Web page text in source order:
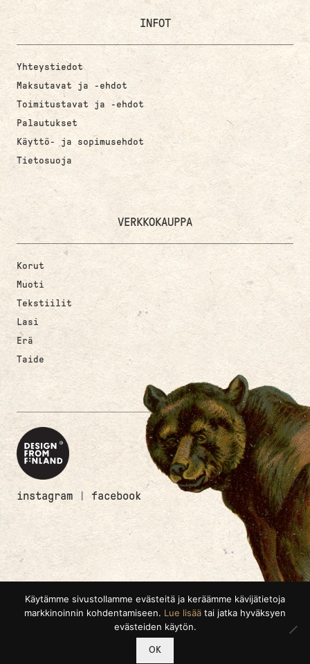
INFOT
Yhteystiedot
Maksutavat ja -ehdot
Toimitustavat ja -ehdot
Palautukset
Käyttö- ja sopimusehdot
Tietosuoja
VERKKOKAUPPA
Korut
Muoti
Tekstiilit
Lasi
Erä
Taide
instagram |facebook
Käytämme sivustollamme evästeitä ja keräämme kävijätietoja
markkinoinnin kohdentamiseen. Lue lisää tai jatka hyväksyen
evästeiden käytön.
OK